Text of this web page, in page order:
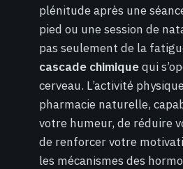
plénitude après une
pied ou une session de
pas seulement de la
cascade chimiquequi
cerveau. L’activité
pharmacie naturelle,
votre humeur, de réduire
de renforcer votre
les mécanismes des